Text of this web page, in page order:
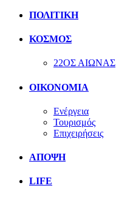
ΠΟΛΙΤΙΚΗ
ΚΟΣΜΟΣ
22ΟΣ ΑΙΩΝΑΣ
ΟΙΚΟΝΟΜΙΑ
Ενέργεια
Τουρισμός
Επιχειρήσεις
ΑΠΟΨΗ
LIFE